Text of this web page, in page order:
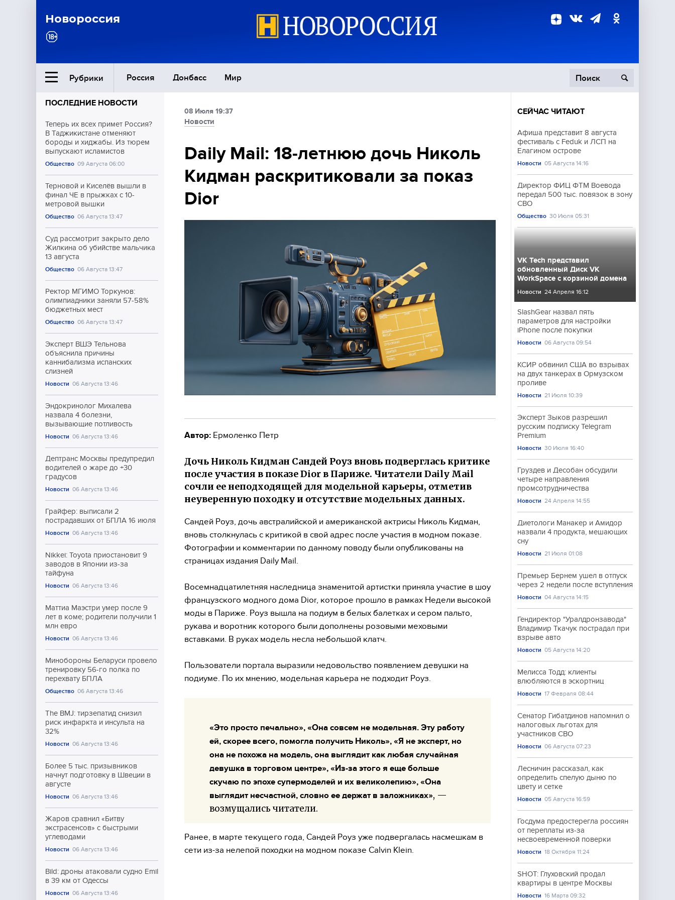
Новороссия
Рубрики Россия Донбасс Мир
Ближний Восток
Общество
Экономика
Происшествия
Культура
Спорт
ПОСЛЕДНИЕ НОВОСТИ
Теперь их всех примет Россия?
В Таджикистане отменяют
бороды и хиджабы. Из тюрем
выпускают исламистов
Общество 09 Августа 06:00
Терновой и Киселёв вышли в
финал ЧЕ в прыжках с 10-
метровой вышки
Общество 06 Августа 13:47
Суд рассмотрит закрыто дело
Жилкина об убийстве мальчика
13 августа
Общество 06 Августа 13:47
Ректор МГИМО Торкунов:
олимпиадники заняли 57-58%
бюджетных мест
Общество 06 Августа 13:47
Эксперт ВШЭ Тельнова
объяснила причины
каннибализма испанских
слизней
Новости 06 Августа 13:46
Эндокринолог Михалева
назвала 4 болезни,
вызывающие потливость
Новости 06 Августа 13:46
Дептранс Москвы предупредил
водителей о жаре до +30
градусов
Новости 06 Августа 13:46
Грайфер: выписали 2
пострадавших от БПЛА 16 июля
Новости 06 Августа 13:46
Nikkei: Toyota приостановит 9
заводов в Японии из-за
тайфуна
Новости 06 Августа 13:46
Маттиа Маэстри умер после 9
лет в коме; родители получили 1
млн евро
Новости 06 Августа 13:46
Минобороны Беларуси провело
тренировку 56-го полка по
перехвату БПЛА
Общество 06 Августа 13:46
The BMJ: тирзепатид снизил
риск инфаркта и инсульта на
32%
Новости 06 Августа 13:46
Более 5 тыс. призывников
начнут подготовку в Швеции в
августе
Новости 06 Августа 13:46
Жаров сравнил «Битву
экстрасенсов» с быстрыми
углеводами
Новости 06 Августа 13:46
Bild: дроны атаковали судно Emil
в 39 км от Одессы
Новости 06 Августа 13:46
08 Июля 19:37
Новости
Daily Mail: 18-летнюю дочь Николь
Кидман раскритиковали за показ
Dior
Автор: Ермоленко Петр
Дочь Николь Кидман Сандей Роуз вновь подверглась критике
после участия в показе Dior в Париже. Читатели Daily Mail
сочли ее неподходящей для модельной карьеры, отметив
неуверенную походку и отсутствие модельных данных.
Сандей Роуз, дочь австралийской и американской актрисы Николь Кидман,
вновь столкнулась с критикой в свой адрес после участия в модном показе.
Фотографии и комментарии по данному поводу были опубликованы на
страницах издания Daily Mail.
Восемнадцатилетняя наследница знаменитой артистки приняла участие в шоу
французского модного дома Dior, которое прошло в рамках Недели высокой
моды в Париже. Роуз вышла на подиум в белых балетках и сером пальто,
рукава и воротник которого были дополнены розовыми меховыми
вставками. В руках модель несла небольшой клатч.
Пользователи портала выразили недовольство появлением девушки на
подиуме. По их мнению, модельная карьера не подходит Роуз.
«Это просто печально», «Она совсем не модельная. Эту работу
ей, скорее всего, помогла получить Николь», «Я не эксперт, но
она не похожа на модель, она выглядит как любая случайная
девушка в торговом центре», «Из-за этого я еще больше
скучаю по эпохе супермоделей и их великолепию», «Она
выглядит несчастной, словно ее держат в заложниках», —
возмущались читатели.
Ранее, в марте текущего года, Сандей Роуз уже подвергалась насмешкам в
сети из-за нелепой походки на модном показе Calvin Klein.
СЕЙЧАС ЧИТАЮТ
Афиша представит 8 августа
фестиваль с Feduk и ЛСП на
Елагином острове
Новости 05 Августа 14:16
Директор ФИЦ ФТМ Воевода
передал 500 тыс. повязок в зону
СВО
Общество 30 Июля 05:31
VK Tech представил
обновленный Диск VK
WorkSpace с корзиной домена
Новости 24 Апреля 16:12
SlashGear назвал пять
параметров для настройки
iPhone после покупки
Новости 06 Августа 09:54
КСИР обвинил США во взрывах
на двух танкерах в Ормузском
проливе
Новости 21 Июля 10:39
Эксперт Зыков разрешил
русским подписку Telegram
Premium
Новости 30 Июля 16:40
Груздев и Десобан обсудили
четыре направления
промсотрудничества
Новости 24 Апреля 14:55
Диетологи Манакер и Амидор
назвали 4 продукта, мешающих
сну
Новости 21 Июля 01:08
Премьер Бернем ушел в отпуск
через 2 недели после вступления
Новости 04 Августа 14:15
Гендиректор "Уралдронзавода"
Владимир Ткачук пострадал при
взрыве авто
Новости 05 Августа 14:20
Мелисса Тодд: клиенты
влюбляются в эскортниц
Новости 17 Февраля 08:44
Сенатор Гибатдинов напомнил о
налоговых льготах для
участников СВО
Новости 06 Августа 07:23
Лесничин рассказал, как
определить спелую дыню по
цвету и сетке
Новости 05 Августа 16:59
Госдума предостерегла россиян
от переплаты из-за
несвоевременной поверки
Новости 18 Октября 11:24
SHOT: Глуховский продал
квартиры в центре Москвы
Новости 16 Марта 09:32